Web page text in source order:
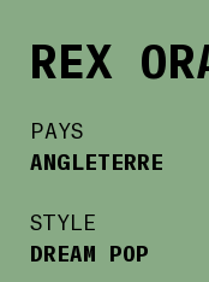
REX
PAYS
ANGLETERRE
STYLE
DREAM POP